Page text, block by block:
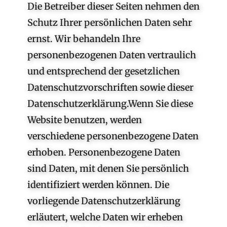
Die Betreiber dieser Seiten nehmen den
Schutz Ihrer persönlichen Daten sehr
ernst. Wir behandeln Ihre
personenbezogenen Daten vertraulich
und entsprechend der gesetzlichen
Datenschutzvorschriften sowie dieser
Datenschutzerklärung.Wenn Sie diese
Website benutzen, werden
verschiedene personenbezogene Daten
erhoben. Personenbezogene Daten
sind Daten, mit denen Sie persönlich
identifiziert werden können. Die
vorliegende Datenschutzerklärung
erläutert, welche Daten wir erheben